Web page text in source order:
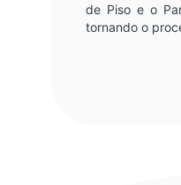
de Piso e o
tornando o